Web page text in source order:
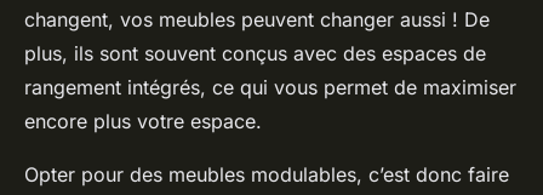
changent, vos meubles peuvent changer aussi ! De
plus, ils sont souvent conçus avec des espaces de
rangement intégrés, ce qui vous permet de maximiser
encore plus votre espace.
Opter pour des meubles modulables, c’est donc faire